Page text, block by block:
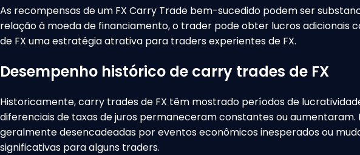
As recompensas de um FX Carry Trade bem-sucedido podem ser
relação à moeda de financiamento, o trader pode obter lucros adicionais
de FX uma estratégia atrativa para traders experientes de FX.
Desempenho histórico de carry trades de FX
Historicamente, carry trades de FX têm mostrado períodos de
diferenciais de taxas de juros permaneceram constantes ou
geralmente desencadeadas por eventos econômicos inesperados ou
significativas para alguns traders.